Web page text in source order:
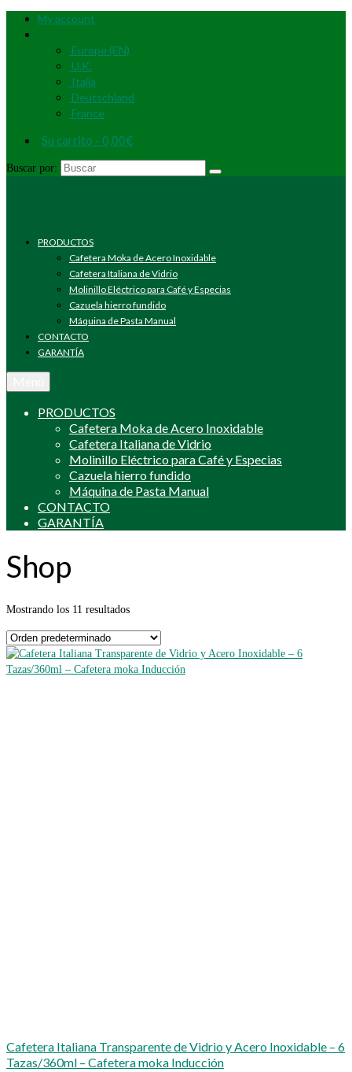
My account
Europe (EN)
U.K.
Italia
Deutschland
France
Su carrito - 0,00€
Buscar por:
PRODUCTOS
Cafetera Moka de Acero Inoxidable
Cafetera Italiana de Vidrio
Molinillo Eléctrico para Café y Especias
Cazuela hierro fundido
Máquina de Pasta Manual
CONTACTO
GARANTÍA
PRODUCTOS
Cafetera Moka de Acero Inoxidable
Cafetera Italiana de Vidrio
Molinillo Eléctrico para Café y Especias
Cazuela hierro fundido
Máquina de Pasta Manual
CONTACTO
GARANTÍA
Shop
Mostrando los 11 resultados
Cafetera Italiana Transparente de Vidrio y Acero Inoxidable – 6
Tazas/360ml – Cafetera moka Inducción